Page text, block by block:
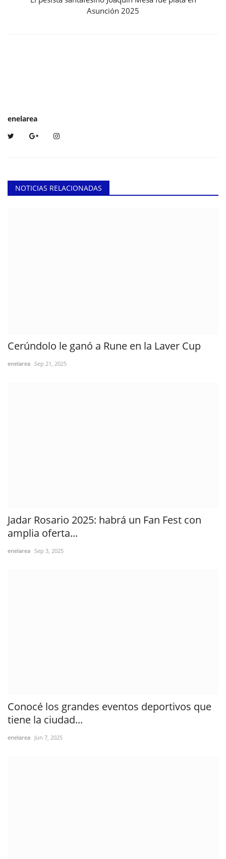
Asunción 2025
enelarea
NOTICIAS RELACIONADAS
Cerúndolo le ganó a Rune en la Laver Cup
enelarea Sep 21, 2025
Jadar Rosario 2025: habrá un Fan Fest con
amplia oferta...
enelarea Sep 3, 2025
Conocé los grandes eventos deportivos que
tiene la ciudad...
enelarea Jun 7, 2025